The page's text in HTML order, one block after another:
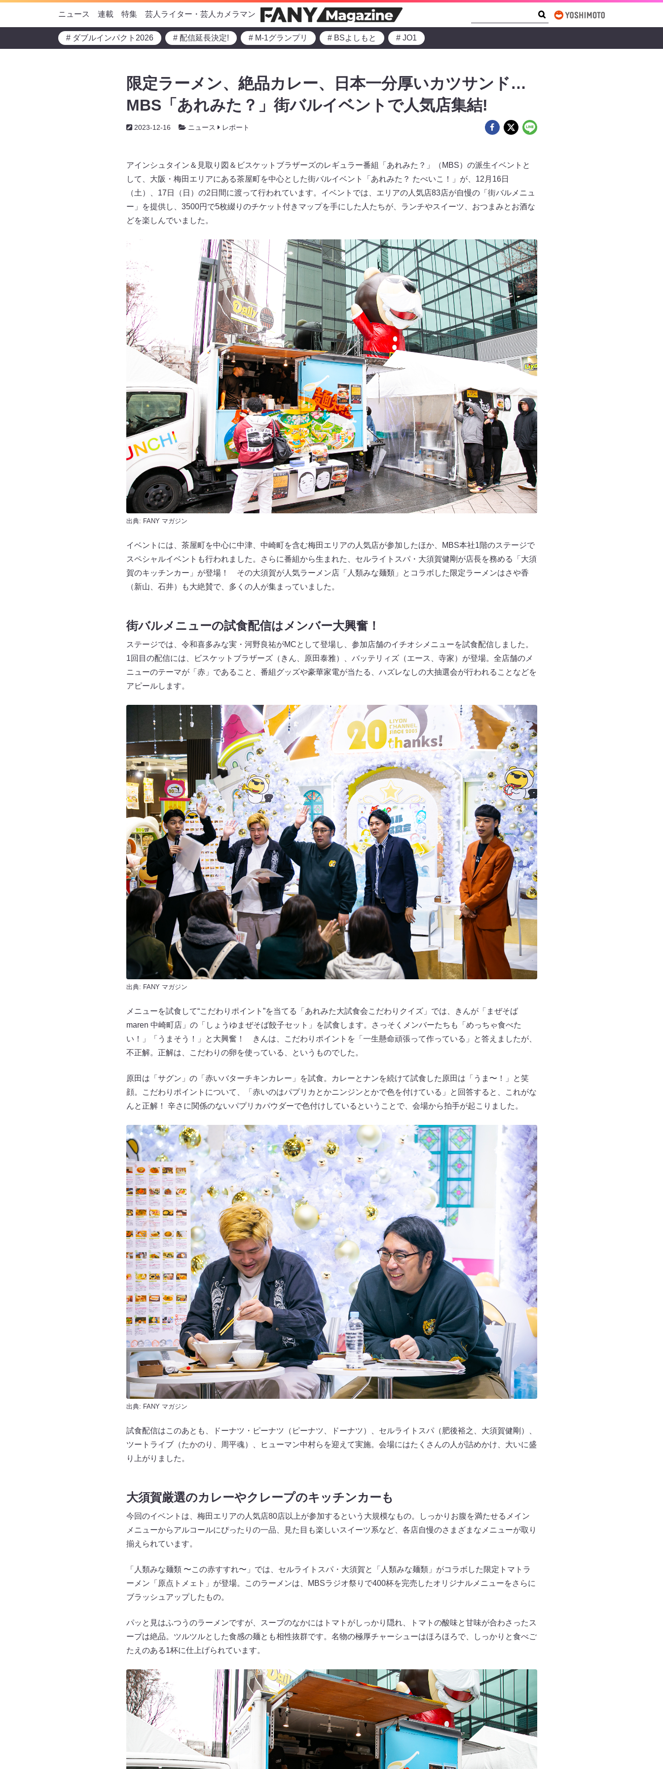
ニュース 連載 特集 芸人ライター・芸人カメラマン
# ダブルインパクト2026 # 配信延長決定! # M-1グランプリ # BSよしもと # JO1
限定ラーメン、絶品カレー、日本一分厚いカツサンド…
MBS「あれみた？」街バルイベントで人気店集結!
2023-12-16 ニュース レポート
アインシュタイン＆見取り図＆ビスケットブラザーズのレギュラー番組「あれみた？」（MBS）の派生イベントと
して、大阪・梅田エリアにある茶屋町を中心とした街バルイベント「あれみた？ たべいこ！」が、12月16日
（土）、17日（日）の2日間に渡って行われています。イベントでは、エリアの人気店83店が自慢の「街バルメニュ
ー」を提供し、3500円で5枚綴りのチケット付きマップを手にした人たちが、ランチやスイーツ、おつまみとお酒な
どを楽しんでいました。
出典: FANY マガジン
イベントには、茶屋町を中心に中津、中崎町を含む梅田エリアの人気店が参加したほか、MBS本社1階のステージで
スペシャルイベントも行われました。さらに番組から生まれた、セルライトスパ・大須賀健剛が店長を務める「大須
賀のキッチンカー」が登場！ その大須賀が人気ラーメン店「人類みな麺類」とコラボした限定ラーメンはさや香
（新山、石井）も大絶賛で、多くの人が集まっていました。
街バルメニューの試食配信はメンバー大興奮！
ステージでは、令和喜多みな実・河野良祐がMCとして登場し、参加店舗のイチオシメニューを試食配信しました。
1回目の配信には、ビスケットブラザーズ（きん、原田泰雅）、バッテリィズ（エース、寺家）が登場。全店舗のメ
ニューのテーマが「赤」であること、番組グッズや豪華家電が当たる、ハズレなしの大抽選会が行われることなどを
アピールします。
出典: FANY マガジン
メニューを試食して“こだわりポイント”を当てる「あれみた大試食会こだわりクイズ」では、きんが「まぜそば
maren 中崎町店」の「しょうゆまぜそば餃子セット」を試食します。さっそくメンバーたちも「めっちゃ食べた
い！」「うまそう！」と大興奮！ きんは、こだわりポイントを「一生懸命頑張って作っている」と答えましたが、
不正解。正解は、こだわりの卵を使っている、というものでした。
原田は「サグン」の「赤いバターチキンカレー」を試食。カレーとナンを続けて試食した原田は「うま〜！」と笑
顔。こだわりポイントについて、「赤いのはパプリカとかニンジンとかで色を付けている」と回答すると、これがな
んと正解！ 辛さに関係のないパプリカパウダーで色付けしているということで、会場から拍手が起こりました。
出典: FANY マガジン
試食配信はこのあとも、ドーナツ・ピーナツ（ピーナツ、ドーナツ）、セルライトスパ（肥後裕之、大須賀健剛）、
ツートライブ（たかのり、周平魂）、ヒューマン中村らを迎えて実施。会場にはたくさんの人が詰めかけ、大いに盛
り上がりました。
大須賀厳選のカレーやクレープのキッチンカーも
今回のイベントは、梅田エリアの人気店80店以上が参加するという大規模なもの。しっかりお腹を満たせるメイン
メニューからアルコールにぴったりの一品、見た目も楽しいスイーツ系など、各店自慢のさまざまなメニューが取り
揃えられています。
「人類みな麺類 〜この赤すすれ〜」では、セルライトスパ・大須賀と「人類みな麺類」がコラボした限定トマトラ
ーメン「原点トメェト」が登場。このラーメンは、MBSラジオ祭りで400杯を完売したオリジナルメニューをさらに
ブラッシュアップしたもの。
パッと見はふつうのラーメンですが、スープのなかにはトマトがしっかり隠れ、トマトの酸味と甘味が合わさったス
ープは絶品。ツルツルとした食感の麺とも相性抜群です。名物の極厚チャーシューはほろほろで、しっかりと食べご
たえのある1杯に仕上げられています。